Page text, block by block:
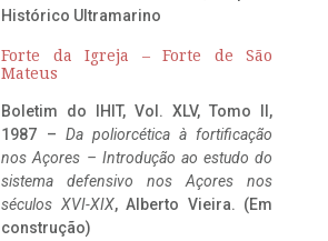
Histórico Ultramarino
Forte da Igreja – Forte de São
Mateus
Boletim do IHIT, Vol. XLV, Tomo II,
1987 – Da poliorcética à fortificação
nos Açores – Introdução ao estudo do
sistema defensivo nos Açores nos
séculos XVI-XIX, Alberto Vieira. (Em
construção)